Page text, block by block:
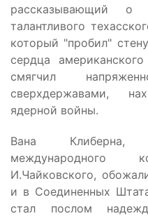
рассказывающий о
талантливого
который "пробил"
сердца
смягчил
сверхдержавами,
ядерной войны.
Вана Клиберна,
И.Чайковского,
и в Соединенных
стал послом